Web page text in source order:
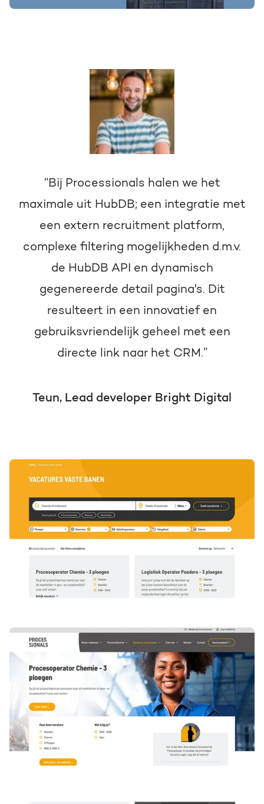
“Bij Processionals halen we het
maximale uit HubDB; een integratie met
een extern recruitment platform,
complexe filtering mogelijkheden d.m.v.
de HubDB API en dynamisch
gegenereerde detail pagina's. Dit
resulteert in een innovatief en
gebruiksvriendelijk geheel met een
directe link naar het CRM.”
Teun, Lead developer Bright Digital